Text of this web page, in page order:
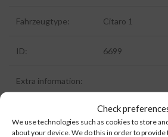
Check
We use technologies such as cookies to store
about your device. We do this in order to provide
Fahrzeugtype: Citaro 1
ID: 6699
Extra information: